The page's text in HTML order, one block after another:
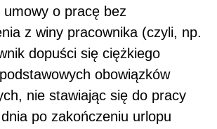
umowy o pracę bez
z winy pracownika (czyli, np.
dopuści się ciężkiego
obowiązków
nie stawiając się do pracy
po zakończeniu urlopu